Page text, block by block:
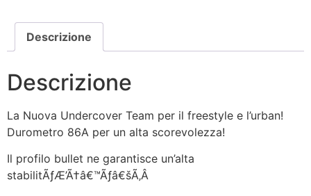
Descrizione
Descrizione
La Nuova Undercover Team per il freestyle e l’urban!
Durometro 86A per un alta scorevolezza!
Il profilo bullet ne garantisce un’alta
stabilitÃƒÆ’Ã†â€™Ãƒâ€šÃ‚Â